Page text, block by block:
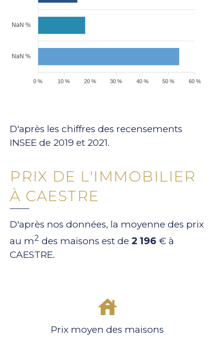
NaN %
NaN %
60 %
50 %
40 %
30 %
20 %
10 %
0 %
D'après les chiffres des recensements
INSEE de 2019 et 2021.
PRIX DE L'IMMOBILIER
À CAESTRE
D'après nos données, la moyenne des prix
au m2 des maisons est de 2 196 € à
CAESTRE.
Prix moyen des maisons